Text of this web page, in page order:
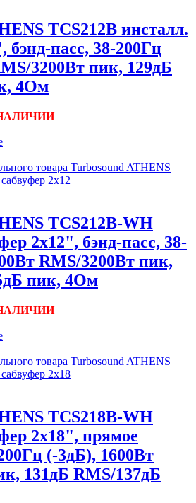
TCS212B инсталл.
бэнд-пасс, 38-200Гц
3200Вт пик, 129дБ
4Ом
TCS212B-WH
2х12", бэнд-пасс, 38-
RMS/3200Вт пик,
пик, 4Ом
TCS218B-WH
2х18", прямое
(-3дБ), 1600Вт
131дБ RMS/137дБ